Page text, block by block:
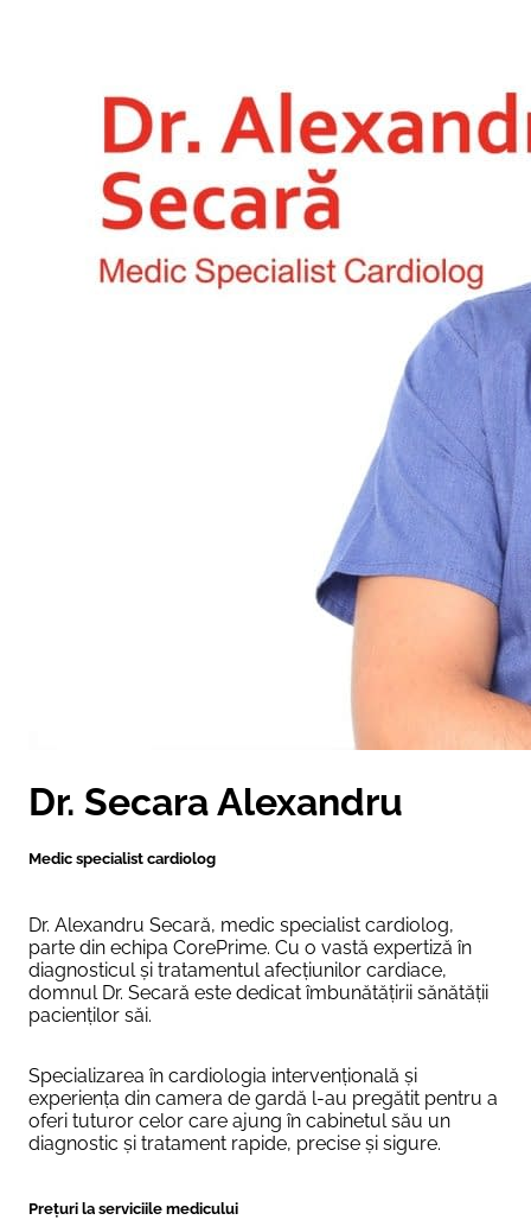
Dr. Secara Alexandru
Medic specialist cardiolog
Dr. Alexandru Secară, medic specialist cardiolog,
parte din echipa CorePrime. Cu o vastă expertiză în
diagnosticul și tratamentul afecțiunilor cardiace,
domnul Dr. Secară este dedicat îmbunătățirii sănătății
pacienților săi.
Specializarea în cardiologia intervențională și
experiența din camera de gardă l-au pregătit pentru a
oferi tuturor celor care ajung în cabinetul său un
diagnostic și tratament rapide, precise și sigure.
Prețuri la serviciile medicului